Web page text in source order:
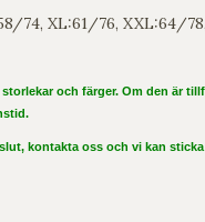
74, XL:61/76, XXL:64/
och färger. Om den är
kontakta oss och vi kan